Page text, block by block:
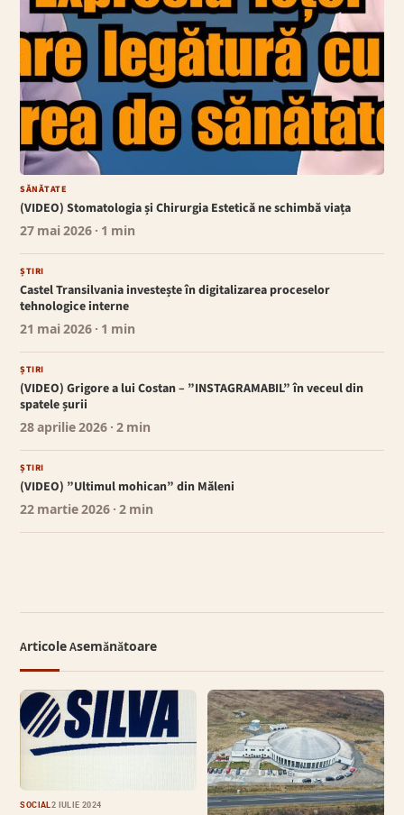
SĂNĂTATE
(VIDEO) Stomatologia și Chirurgia Estetică ne schimbă viața
27 mai 2026 · 1 min
ȘTIRI
Castel Transilvania investește în digitalizarea proceselor
tehnologice interne
21 mai 2026 · 1 min
ȘTIRI
(VIDEO) Grigore a lui Costan – ”INSTAGRAMABIL” în veceul din
spatele șurii
28 aprilie 2026 · 2 min
ȘTIRI
(VIDEO) ”Ultimul mohican” din Măleni
22 martie 2026 · 2 min
Articole Asemănătoare
SOCIAL2 IULIE 2024